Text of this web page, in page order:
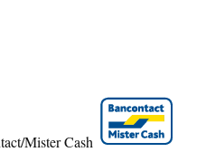
Mister Cash